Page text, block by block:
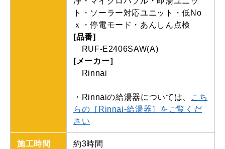
ト・ソーラー対応ユニット・低No
ｘ・停電モード・あんしん点検
[品番]
RUF-E2406SAW(A)
[メーカー］
Rinnai
・ Rinnaiの給湯器については、
こち
らの［Rinnai-給湯器］をご覧くだ
さい
施工時間 約3時間